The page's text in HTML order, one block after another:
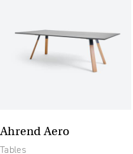
Ahrend Aero
Tables